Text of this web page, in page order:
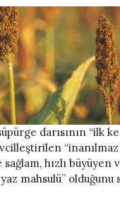
darısının “ilk
“inanılmaz
hızlı büyüyen
mahsulü” olduğunu